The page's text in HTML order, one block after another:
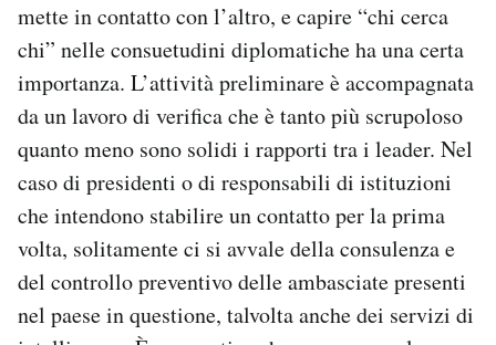
mette in contatto con l’altro, e capire “chi cerca
chi” nelle consuetudini diplomatiche ha una certa
importanza. L’attività preliminare è accompagnata
da un lavoro di verifica che è tanto più scrupoloso
quanto meno sono solidi i rapporti tra i leader. Nel
caso di presidenti o di responsabili di istituzioni
che intendono stabilire un contatto per la prima
volta, solitamente ci si avvale della consulenza e
del controllo preventivo delle ambasciate presenti
nel paese in questione, talvolta anche dei servizi di